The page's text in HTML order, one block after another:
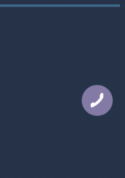
КНОПКА
ЗВ'ЯЗКУ